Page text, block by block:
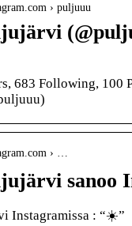
› puljuuu
683 Following, 100
› …
sanoo
Instagramissa : “☀️”